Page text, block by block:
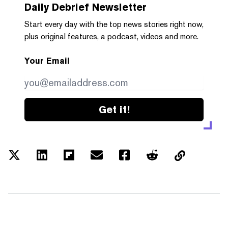
Daily Debrief Newsletter
Start every day with the top news stories right now,
plus original features, a podcast, videos and more.
Your Email
Get it!